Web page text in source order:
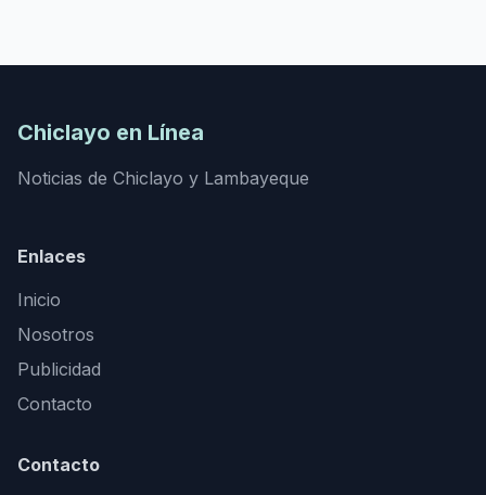
Chiclayo en Línea
Noticias de Chiclayo y Lambayeque
Enlaces
Inicio
Nosotros
Publicidad
Contacto
Contacto